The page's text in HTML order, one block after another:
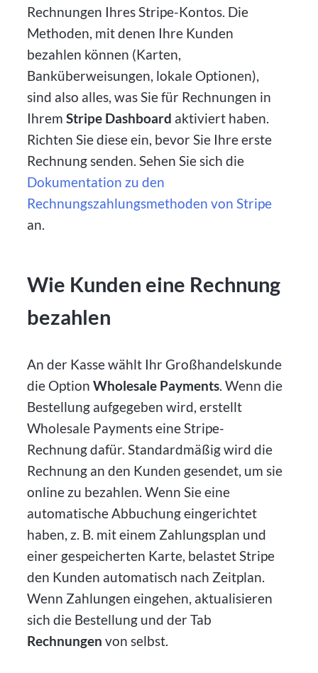
Rechnungen Ihres Stripe-Kontos. Die
Methoden, mit denen Ihre Kunden
bezahlen können (Karten,
Banküberweisungen, lokale Optionen),
sind also alles, was Sie für Rechnungen in
IhremStripe Dashboard aktiviert haben.
Richten Sie diese ein, bevor Sie Ihre erste
Rechnung senden. Sehen Sie sich die
Dokumentation zu den
Rechnungszahlungsmethoden von Stripe
an.
Wie Kunden eine Rechnung
bezahlen
An der Kasse wählt Ihr Großhandelskunde
die OptionWholesale Payments. Wenn die
Bestellung aufgegeben wird, erstellt
Wholesale Payments eine Stripe-
Rechnung dafür. Standardmäßig wird die
Rechnung an den Kunden gesendet, um sie
online zu bezahlen. Wenn Sie eine
automatische Abbuchung eingerichtet
haben, z. B. mit einem Zahlungsplan und
einer gespeicherten Karte, belastet Stripe
den Kunden automatisch nach Zeitplan.
Wenn Zahlungen eingehen, aktualisieren
sich die Bestellung und der Tab
Rechnungen von selbst.